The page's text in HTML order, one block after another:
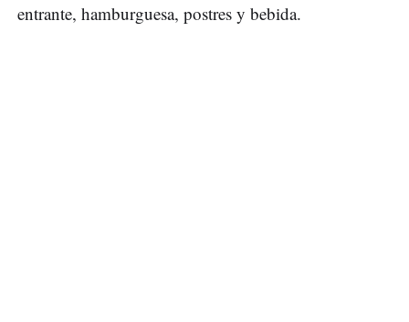
entrante, hamburguesa, postres y bebida.